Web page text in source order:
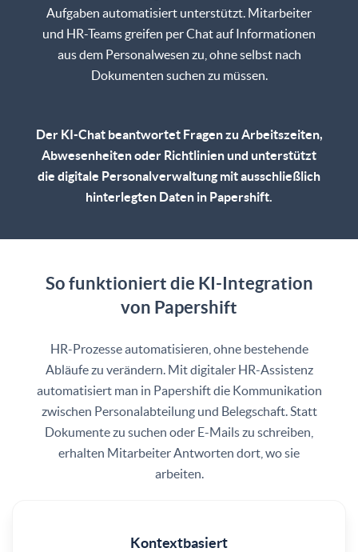
Aufgaben automatisiert unterstützt. Mitarbeiter
und HR-Teams greifen per Chat auf Informationen
aus dem Personalwesen zu, ohne selbst nach
Dokumenten suchen zu müssen.
Der KI-Chat beantwortet Fragen zu Arbeitszeiten,
Abwesenheiten oder Richtlinien und unterstützt
die digitale Personalverwaltung mit ausschließlich
hinterlegten Daten in Papershift.
So funktioniert die KI-Integration
von Papershift
HR-Prozesse automatisieren, ohne bestehende
Abläufe zu verändern. Mit digitaler HR-Assistenz
automatisiert man in Papershift die Kommunikation
zwischen Personalabteilung und Belegschaft. Statt
Dokumente zu suchen oder E-Mails zu schreiben,
erhalten Mitarbeiter Antworten dort, wo sie
arbeiten.
Kontextbasiert